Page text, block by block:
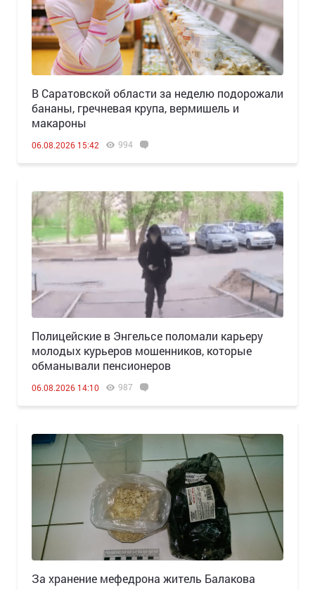
В Саратовской области за неделю подорожали
бананы, гречневая крупа, вермишель и
макароны
06.08.2026 15:42 994
Полицейские в Энгельсе поломали карьеру
молодых курьеров мошенников, которые
обманывали пенсионеров
06.08.2026 14:10 987
За хранение мефедрона житель Балакова